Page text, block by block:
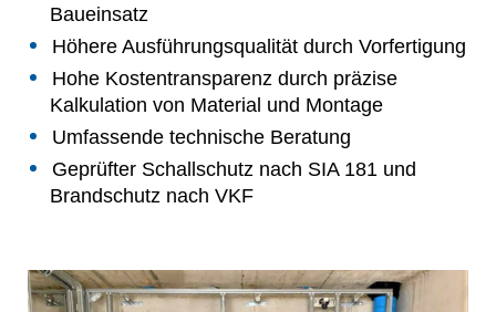
Baueinsatz
Höhere Ausführungsqualität durch Vorfertigung
Hohe Kostentransparenz durch präzise
Kalkulation von Material und Montage
Umfassende technische Beratung
Geprüfter Schallschutz nach SIA 181 und
Brandschutz nach VKF